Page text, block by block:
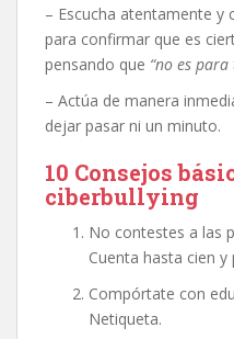
– Escucha atentamente y
para confirmar que es
pensando que “no es
– Actúa de manera
dejar pasar ni un minuto.
10 Consejos
ciberbullying
No contestes a las
Cuenta hasta cien
Compórtate con
Netiqueta.